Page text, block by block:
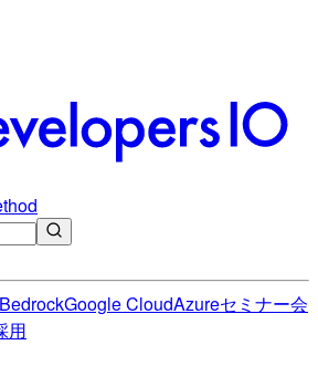
BedrockGoogle CloudAzureセミナー会
用